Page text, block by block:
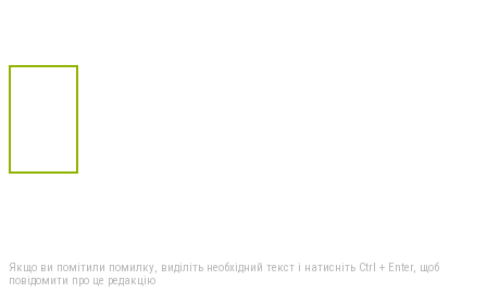
Якщо ви помітили помилку, виділіть необхідний текст і натисніть Ctrl + Enter, щоб
повідомити про це редакцію